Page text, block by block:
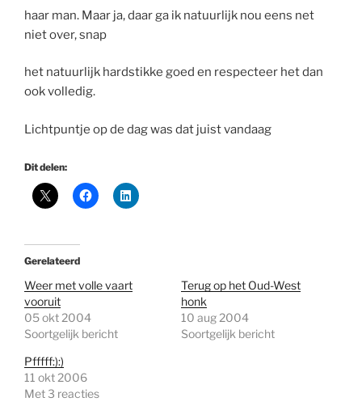
haar man. Maar ja, daar ga ik natuurlijk nou eens net
niet over, snap
het natuurlijk hardstikke goed en respecteer het dan
ook volledig.
Lichtpuntje op de dag was dat juist vandaag
Dit delen:
Gerelateerd
Weer met volle vaart
vooruit
05 okt 2004
Soortgelijk bericht
Terug op het Oud-West
honk
10 aug 2004
Soortgelijk bericht
Pfffff:):)
11 okt 2006
Met 3 reacties